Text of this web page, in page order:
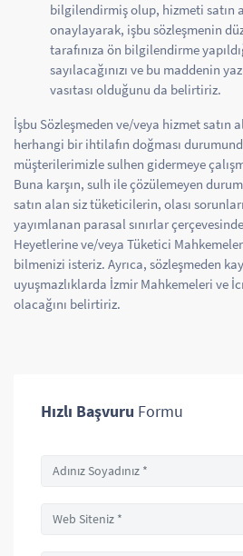
bilgilendirmiş olup, hizmeti satın
onaylayarak, işbu sözleşmenin
tarafınıza ön bilgilendirme
sayılacağınızı ve bu maddenin
vasıtası olduğunu da belirtiriz.
İşbu Sözleşmeden ve/veya hizmet satın
herhangi bir ihtilafın doğması
müşterilerimizle sulhen gidermeye
Buna karşın, sulh ile çözülemeyen
satın alan siz tüketicilerin, olası
yayımlanan parasal sınırlar
Heyetlerine ve/veya Tüketici
bilmenizi isteriz. Ayrıca, sözleşmeden
uyuşmazlıklarda İzmir Mahkemeleri ve
olacağını belirtiriz.
Hızlı Başvuru Formu